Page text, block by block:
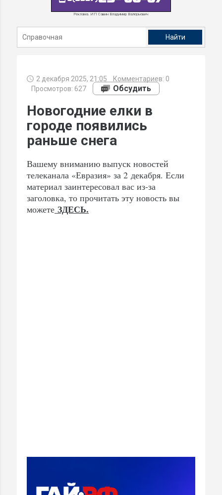
Реклама. ИП Савин Владимир Валерьевич
2 декабря 2025, 21:05 Комментариев: 0
Просмотров: 627
Обсудить
Новогодние елки в
городе появились
раньше снега
Вашему вниманию выпуск новостей
телеканала «Евразия» за 2 декабря. Если
материал заинтересовал вас из-за
заголовка, то прочитать эту новость вы
можете ЗДЕСЬ.